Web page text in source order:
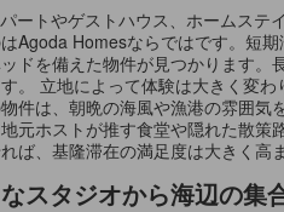
ートやゲストハウス、ホームス
Agoda Homesならではです。短
ドを備えた物件が見つかります
。 立地によって体験は大きく変
件は、朝晩の海風や漁港の雰囲
元ホストが推す食堂や隠れた散
ば、基隆滞在の満足度は大きく高ま
スタジオから海辺の集